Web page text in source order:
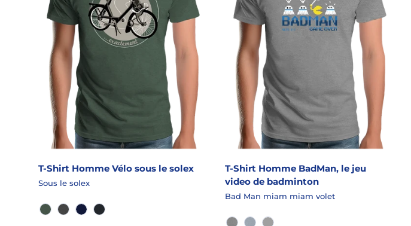
T-Shirt Homme Vélo sous le solex
Sous le solex
EPICEA CHINÉ
GRANIT CHINÉ
MARINEMARINE SLUB
T-Shirt Homme BadMan, le jeu
video de badminton
Bad Man miam miam volet